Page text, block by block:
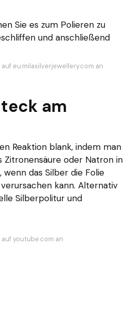
Sie es zum Polieren zu
und anschließend
eu.milasilverjewellery.com an
am
Reaktion blank, indem man
Zitronensäure oder Natron in
das Silber die Folie
kann. Alternativ
Silberpolitur und
youtube.com an